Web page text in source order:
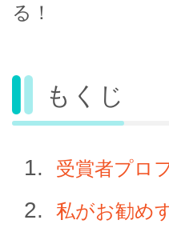
る！
もくじ
受賞者プロ
私がお勧め